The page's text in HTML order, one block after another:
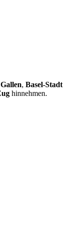
, Basel-Stadt
hinnehmen.